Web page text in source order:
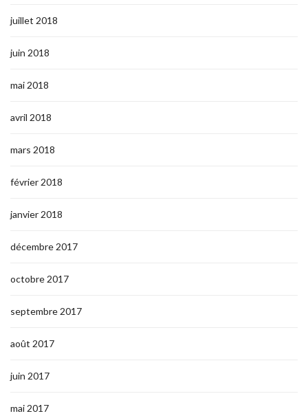
juillet 2018
juin 2018
mai 2018
avril 2018
mars 2018
février 2018
janvier 2018
décembre 2017
octobre 2017
septembre 2017
août 2017
juin 2017
mai 2017